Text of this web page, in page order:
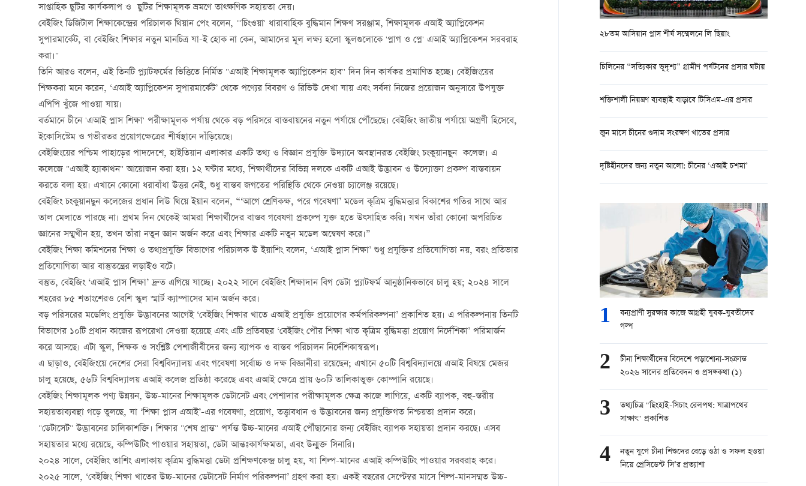
সাপ্তাহিক ছুটির কার্যকলাপ ও ছুটির শিক্ষামূলক ভ্রমণে তাত্ক্ষণিক সহায়তা দেয়।
বেইজিং ডিজিটাল শিক্ষাকেন্দ্রের পরিচালক থিয়ান পেং বলেন, "'চিংওয়া' ধারাবাহিক বুদ্ধিমান শিক্ষণ সরঞ্জাম, শিক্ষামূলক এআই অ্যাপ্লিকেশন
সুপারমার্কেট, বা বেইজিং শিক্ষার নতুন মানচিত্র যা-ই হোক না কেন, আমাদের মূল লক্ষ্য হলো স্কুলগুলোকে 'প্লাগ ও প্লে' এআই অ্যাপ্লিকেশন সরবরাহ
করা।"
তিনি আরও বলেন, এই তিনটি প্ল্যাটফর্মের ভিত্তিতে নির্মিত "এআই শিক্ষামূলক অ্যাপ্লিকেশন হাব" দিন দিন কার্যকর প্রমাণিত হচ্ছে। বেইজিংয়ের
শিক্ষকরা মনে করেন, ‘এআই অ্যাপ্লিকেশন সুপারমার্কেট’ থেকে পণ্যের বিবরণ ও রিভিউ দেখা যায় এবং সর্বদা নিজের প্রয়োজন অনুসারে উপযুক্ত
এপিপি খুঁজে পাওয়া যায়।
বর্তমানে চীনে 'এআই প্লাস শিক্ষা' পরীক্ষামূলক পর্যায় থেকে বড় পরিসরে বাস্তবায়নের নতুন পর্যায়ে পৌঁছেছে। বেইজিং জাতীয় পর্যায়ে অগ্রণী হিসেবে,
ইকোসিস্টেম ও গভীরতর প্রয়োগক্ষেত্রের শীর্ষস্থানে দাঁড়িয়েছে।
বেইজিংয়ের পশ্চিম পাহাড়ের পাদদেশে, হাইতিয়ান এলাকার একটি তথ্য ও বিজ্ঞান প্রযুক্তি উদ্যানে অবস্থানরত বেইজিং চংকুয়ানছুন কলেজ। এ
কলেজে "এআই হ্যাকাথন" আয়োজন করা হয়। ১২ ঘণ্টার মধ্যে, শিক্ষার্থীদের বিভিন্ন দলকে একটি এআই উদ্ভাবন ও উদ্যোক্তা প্রকল্প বাস্তবায়ন
করতে বলা হয়। এখানে কোনো ধরাবাঁধা উত্তর নেই, শুধু বাস্তব জগতের পরিস্থিতি থেকে নেওয়া চ্যালেঞ্জ রয়েছে।
বেইজিং চংকুয়ানছুন কলেজের প্রধান লিউ থিয়ে ইয়ান বলেন, “‘আগে শ্রেণিকক্ষ, পরে গবেষণা’ মডেল কৃত্রিম বুদ্ধিমত্তার বিকাশের গতির সাথে আর
তাল মেলাতে পারছে না। প্রথম দিন থেকেই আমরা শিক্ষার্থীদের বাস্তব গবেষণা প্রকল্পে যুক্ত হতে উত্সাহিত করি। যখন তাঁরা কোনো অপরিচিত
জ্ঞানের সম্মুখীন হয়, তখন তাঁরা নতুন জ্ঞান অর্জন করে এবং শিক্ষার একটি নতুন মডেল অন্বেষণ করে।”
বেইজিং শিক্ষা কমিশনের শিক্ষা ও তথ্যপ্রযুক্তি বিভাগের পরিচালক উ ইয়াশিং বলেন, ‘এআই প্লাস শিক্ষা’ শুধু প্রযুক্তির প্রতিযোগিতা নয়, বরং প্রতিভার
প্রতিযোগিতা আর বাস্তুতন্ত্রের লড়াইও বটে।
বস্তুত, বেইজিং ‘এআই প্লাস শিক্ষা’ দ্রুত এগিয়ে যাচ্ছে। ২০২২ সালে বেইজিং শিক্ষাদান বিগ ডেটা প্ল্যাটফর্ম আনুষ্ঠানিকভাবে চালু হয়; ২০২৪ সালে
শহরের ৮৫ শতাংশেরও বেশি স্কুল স্মার্ট ক্যাম্পাসের মান অর্জন করে।
বড় পরিসরের মডেলিং প্রযুক্তি উদ্ভাবনের আগেই ‘বেইজিং শিক্ষার খাতে এআই প্রযুক্তি প্রয়োগের কর্মপরিকল্পনা’ প্রকাশিত হয়। এ পরিকল্পনায় তিনটি
বিভাগের ১০টি প্রধান কাজের রূপরেখা দেওয়া হয়েছে এবং এটি প্রতিবছর ‘বেইজিং পৌর শিক্ষা খাত কৃত্রিম বুদ্ধিমত্তা প্রয়োগ নির্দেশিকা’ পরিমার্জন
করে আসছে। এটা স্কুল, শিক্ষক ও সংশ্লিষ্ট পেশাজীবীদের জন্য ব্যাপক ও বাস্তব পরিচালন নির্দেশিকাস্বরূপ।
এ ছাড়াও, বেইজিংয়ে দেশের সেরা বিশ্ববিদ্যালয় এবং গবেষণা সর্বোচ্চ ও দক্ষ বিজ্ঞানীরা রয়েছেন; এখানে ৫০টি বিশ্ববিদ্যালয়ে এআই বিষয়ে মেজর
চালু হয়েছে, ৫৬টি বিশ্ববিদ্যালয় এআই কলেজ প্রতিষ্ঠা করেছে এবং এআই ক্ষেত্রে প্রায় ৬০টি তালিকাভুক্ত কোম্পানি রয়েছে।
বেইজিং শিক্ষামূলক পণ্য উন্নয়ন, উচ্চ-মানের শিক্ষামূলক ডেটাসেট এবং পেশাদার পরীক্ষামূলক ক্ষেত্র কাজে লাগিয়ে, একটি ব্যাপক, বহু-স্তরীয়
সহায়তাব্যবস্থা গড়ে তুলছে, যা ‘শিক্ষা প্লাস এআই’-এর গবেষণা, প্রয়োগ, তত্ত্বাবধান ও উদ্ভাবনের জন্য প্রযুক্তিগত নিশ্চয়তা প্রদান করে।
"ডেটাসেট" উদ্ভাবনের চালিকাশক্তি। শিক্ষার "শেষ প্রান্ত" পর্যন্ত উচ্চ-মানের এআই পৌঁছানোর জন্য বেইজিং ব্যাপক সহায়তা প্রদান করছে। এসব
সহায়তার মধ্যে রয়েছে, কম্পিউটিং পাওয়ার সহায়তা, ডেটা আন্তঃকার্যক্ষমতা, এবং উন্মুক্ত সিনারি।
২০২৪ সালে, বেইজিং তাশিং এলাকায় কৃত্রিম বুদ্ধিমত্তা ডেটা প্রশিক্ষণকেন্দ্র চালু হয়, যা শিল্প-মানের এআই কম্পিউটিং পাওয়ার সরবরাহ করে।
২০২৫ সালে, ‘বেইজিং শিক্ষা খাতের উচ্চ-মানের ডেটাসেট নির্মাণ পরিকল্পনা’ গ্রহণ করা হয়। একই বছরের সেপ্টেম্বর মাসে শিল্প-মানসম্মত উচ্চ-
২৮তম আসিয়ান প্লাস শীর্ষ সম্মেলনে লি ছিয়াং
চিলিনের “সত্যিকার ভূদৃশ্য” গ্রামীণ পর্যটনের প্রসার ঘটায়
শক্তিশালী নিয়ন্ত্রণ ব্যবস্থাই বাড়াবে টিসিএম-এর প্রসার
জুন মাসে চীনের গুদাম সংরক্ষণ খাতের প্রসার
দৃষ্টিহীনদের জন্য নতুন আলো: চীনের ‘এআই চশমা’
1
বন্যপ্রাণী সুরক্ষার কাজে আগ্রহী যুবক-যুবতীদের
গল্প
2
চীনা শিক্ষার্থীদের বিদেশে পড়াশোনা-সংক্রান্ত
২০২৬ সালের প্রতিবেদন ও প্রসঙ্গকথা (১)
3
তথ্যচিত্র "ছিংহাই-সিচাং রেলপথ: যাত্রাপথের
সাক্ষাৎ" প্রকাশিত
4
নতুন যুগে চীনা শিশুদের বেড়ে ওঠা ও সফল হওয়া
নিয়ে প্রেসিডেন্ট সি’র প্রত্যাশা